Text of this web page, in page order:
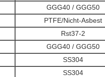
GGG40 / GGG50
PTFE/Nicht-Asbest
Rst37-2
GGG40 / GGG50
SS304
SS304